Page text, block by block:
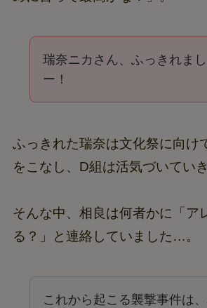
瑞奈ニカさん、ふっきれま
ー！
ふっきれた瑞奈は文化祭に向け
をこなし、D組は活気づいてい
そんな中、相良は何者かに「ア
る？」と連絡していました…。
これから起こる襲撃事件は